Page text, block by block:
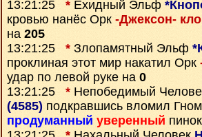
13:21:25 * Ехидный Эльф
кровью нанёс Орк -Джексон-
на 205
13:21:25 * Злопамятный Эльф
проклиная этот мир накатил Орк
удар по левой руке на 0
13:21:25 * Непобедимый
(4585) подкравшись вломил Гном
продуманный уверенный